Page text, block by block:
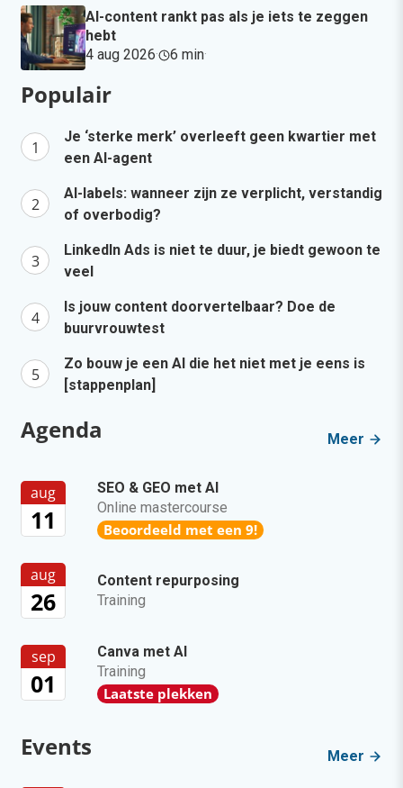
AI-content rankt pas als je iets te zeggen
hebt
4 aug 2026· 6 min·
Populair
Je ‘sterke merk’ overleeft geen kwartier met
een AI-agent
AI-labels: wanneer zijn ze verplicht, verstandig
of overbodig?
LinkedIn Ads is niet te duur, je biedt gewoon te
veel
Is jouw content doorvertelbaar? Doe de
buurvrouwtest
Zo bouw je een AI die het niet met je eens is
[stappenplan]
Agenda Meer
aug
11
SEO & GEO met AI
Online mastercourse
Beoordeeld met een 9!
aug
26
Content repurposing
Training
sep
01
Canva met AI
Training
Laatste plekken
Events Meer